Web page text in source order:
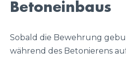
Betoneinbaus
Sobald die Bewehrung
während des Betonierens